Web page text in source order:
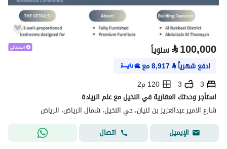
⃁100,000 سنوياً
ادفع شهرياً⃁
8,917مع
3
3
120 م2
استأجر وحدتك العقارية في النخيل مع علم الريادة
شارع الامير عبدالعزيز بن ثنيان، حي النخيل، شمال الرياض، الرياض
الإيميل
اتصال